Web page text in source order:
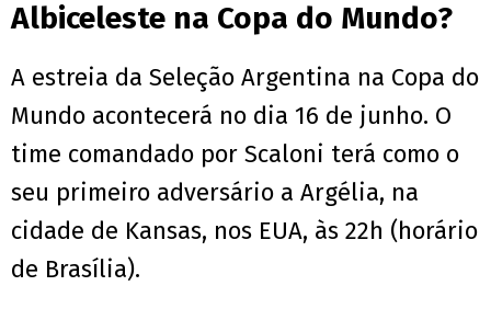
Albiceleste na Copa do Mundo?
A estreia da Seleção Argentina na Copa do
Mundo acontecerá no dia 16 de junho. O
time comandado por Scaloni terá como o
seu primeiro adversário a Argélia, na
cidade de Kansas, nos EUA, às 22h (horário
de Brasília).